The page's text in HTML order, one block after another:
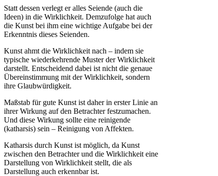
Statt dessen verlegt er alles Seiende (auch die
Ideen) in die Wirklichkeit. Demzufolge hat auch
die Kunst bei ihm eine wichtige Aufgabe bei der
Erkenntnis dieses Seienden.
Kunst ahmt die Wirklichkeit nach – indem sie
typische wiederkehrende Muster der Wirklichkeit
darstellt. Entscheidend dabei ist nicht die genaue
Übereinstimmung mit der Wirklichkeit, sondern
ihre Glaubwürdigkeit.
Maßstab für gute Kunst ist daher in erster Linie an
ihrer Wirkung auf den Betrachter festzumachen.
Und diese Wirkung sollte eine reinigende
(katharsis) sein – Reinigung von Affekten.
Katharsis durch Kunst ist möglich, da Kunst
zwischen den Betrachter und die Wirklichkeit eine
Darstellung von Wirklichkeit stellt, die als
Darstellung auch erkennbar ist.